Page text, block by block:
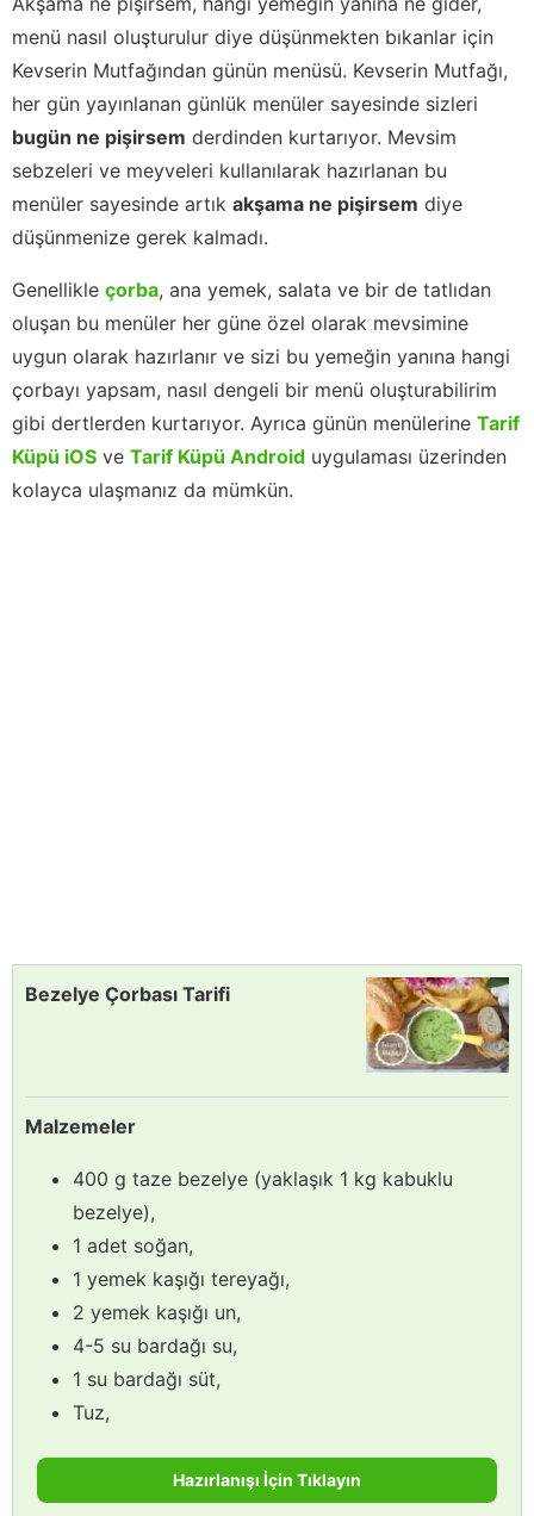
menü nasıl oluşturulur diye düşünmekten bıkanlar için
Kevserin Mutfağından günün menüsü. Kevserin Mutfağı,
her gün yayınlanan günlük menüler sayesinde sizleri
bugün ne pişirsem derdinden kurtarıyor. Mevsim
sebzeleri ve meyveleri kullanılarak hazırlanan bu
menüler sayesinde artık akşama ne pişirsem diye
düşünmenize gerek kalmadı.
Genellikle çorba, ana yemek, salata ve bir de tatlıdan
oluşan bu menüler her güne özel olarak mevsimine
uygun olarak hazırlanır ve sizi bu yemeğin yanına hangi
çorbayı yapsam, nasıl dengeli bir menü oluşturabilirim
gibi dertlerden kurtarıyor. Ayrıca günün menülerine Tarif
Küpü iOS ve Tarif Küpü Android uygulaması üzerinden
kolayca ulaşmanız da mümkün.
Bezelye Çorbası Tarifi
Malzemeler
400 g taze bezelye (yaklaşık 1 kg kabuklu
bezelye),
1 adet soğan,
1 yemek kaşığı tereyağı,
2 yemek kaşığı un,
4-5 su bardağı su,
1 su bardağı süt,
Tuz,
Hazırlanışı İçin Tıklayın